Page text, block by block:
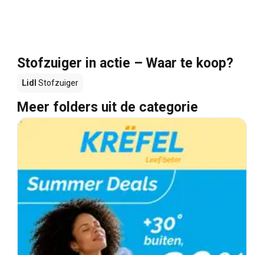
Stofzuiger in actie – Waar te koop?
Lidl Stofzuiger
Meer folders uit de categorie